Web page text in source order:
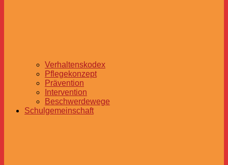
Verhaltenskodex
Pflegekonzept
Prävention
Intervention
Beschwerdewege
Schulgemeinschaft